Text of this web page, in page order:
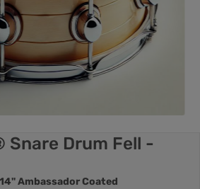
Drum Fell -
Ambassador Coated